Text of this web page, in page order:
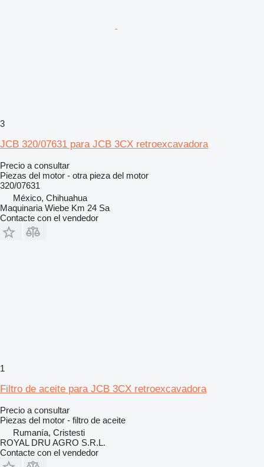
3
JCB 320/07631 para JCB 3CX retroexcavadora
Precio a consultar
Piezas del motor - otra pieza del motor
320/07631
México, Chihuahua
Maquinaria Wiebe Km 24 Sa
Contacte con el vendedor
1
Filtro de aceite para JCB 3CX retroexcavadora
Precio a consultar
Piezas del motor - filtro de aceite
Rumanía, Cristesti
ROYAL DRU AGRO S.R.L.
Contacte con el vendedor